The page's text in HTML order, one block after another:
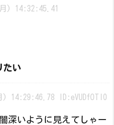
) 14:32:45.41
たい
) 14:29:46.78 ID:eVUDfOTI0
深いように見えてしゃー